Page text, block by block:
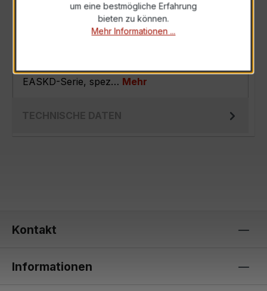
Der EASKD 31.5 3x250/1A 10VA Kl.0,2 ist ein
Verrechnungsstromwandler der bewährten
EASKD-Serie, spez… Mehr
TECHNISCHE DATEN
Kontakt
Informationen
um eine bestmögliche Erfahrung
bieten zu können.
Mehr Informationen ...